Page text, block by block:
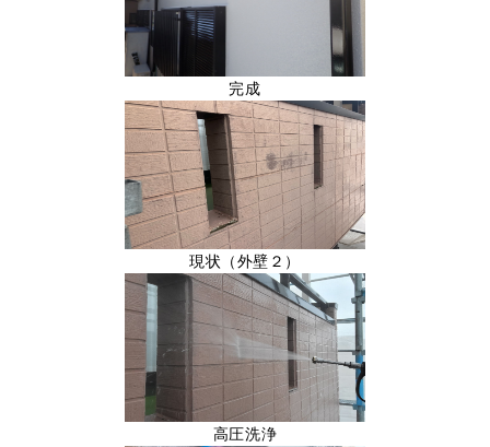
完成
現状（外壁２）
高圧洗浄